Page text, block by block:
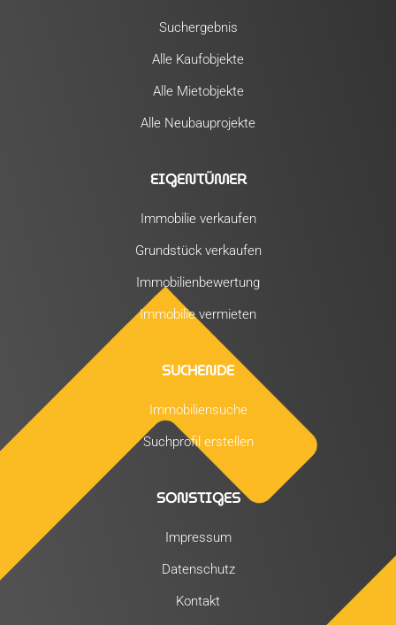
Suchergebnis
Alle Kaufobjekte
Alle Mietobjekte
Alle Neubauprojekte
EIGENTÜMER
Immobilie verkaufen
Grundstück verkaufen
Immobilienbewertung
Immobilie vermieten
SUCHENDE
Immobiliensuche
Suchprofil erstellen
SONSTIGES
Impressum
Datenschutz
Kontakt